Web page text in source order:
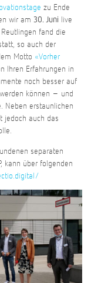
zu Ende
wir am 30. Juni live
fand die
so auch der
Motto «Vorher
Ihren Erfahrungen in
noch besser auf
können – und
Neben erstaunlichen
jedoch auch das
separaten
kann über folgenden